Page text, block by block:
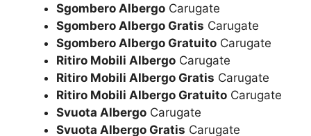
Sgombero Albergo Carugate
Sgombero Albergo Gratis Carugate
Sgombero Albergo Gratuito Carugate
Ritiro Mobili Albergo Carugate
Ritiro Mobili Albergo Gratis Carugate
Ritiro Mobili Albergo Gratuito Carugate
Svuota Albergo Carugate
Svuota Albergo Gratis Carugate